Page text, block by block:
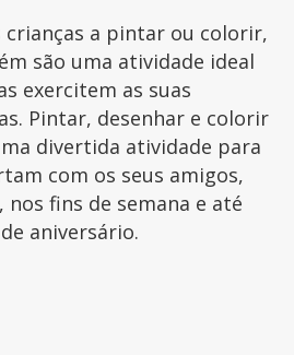
crianças a pintar ou colorir,
são uma atividade ideal
exercitem as suas
Pintar, desenhar e colorir
divertida atividade para
com os seus amigos,
nos fins de semana e até
aniversário.